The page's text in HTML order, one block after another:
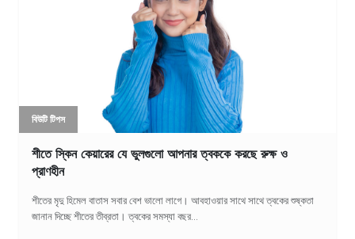
বিউটি টিপস
শীতে স্কিন কেয়ারের যে ভুলগুলো আপনার ত্বককে করছে রুক্ষ ও
প্রাণহীন
শীতের মৃদু হিমেল বাতাস সবার বেশ ভালো লাগে। আবহাওয়ার সাথে সাথে ত্বকের শুষ্কতা
জানান দিচ্ছে শীতের তীব্রতা। ত্বকের সমস্যা বছর...